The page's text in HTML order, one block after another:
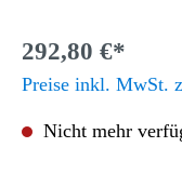
292,80 €*
Preise inkl. MwSt.
Nicht mehr